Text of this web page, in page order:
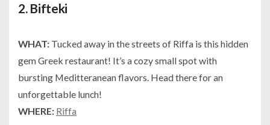
2. Bifteki
WHAT: Tucked away in the streets of Riffa is this hidden
gem Greek restaurant! It’s a cozy small spot with
bursting Meditteranean flavors. Head there for an
unforgettable lunch!
WHERE: Riffa